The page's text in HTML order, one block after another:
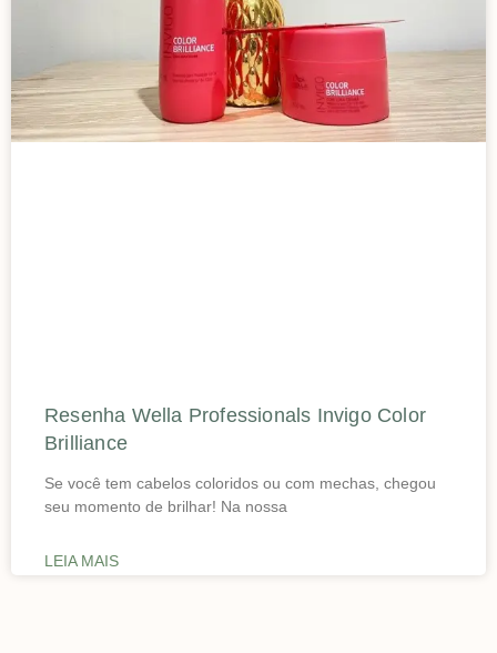
Resenha Wella Professionals Invigo Color
Brilliance
Se você tem cabelos coloridos ou com mechas, chegou
seu momento de brilhar! Na nossa
LEIA MAIS